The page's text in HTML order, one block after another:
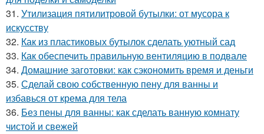
31. Утилизация пятилитровой бутылки: от мусора к
искусству
32. Как из пластиковых бутылок сделать уютный сад
33. Как обеспечить правильную вентиляцию в подвале
34. Домашние заготовки: как сэкономить время и деньги
35. Сделай свою собственную пену для ванны и
избавься от крема для тела
36. Без пены для ванны: как сделать ванную комнату
чистой и свежей